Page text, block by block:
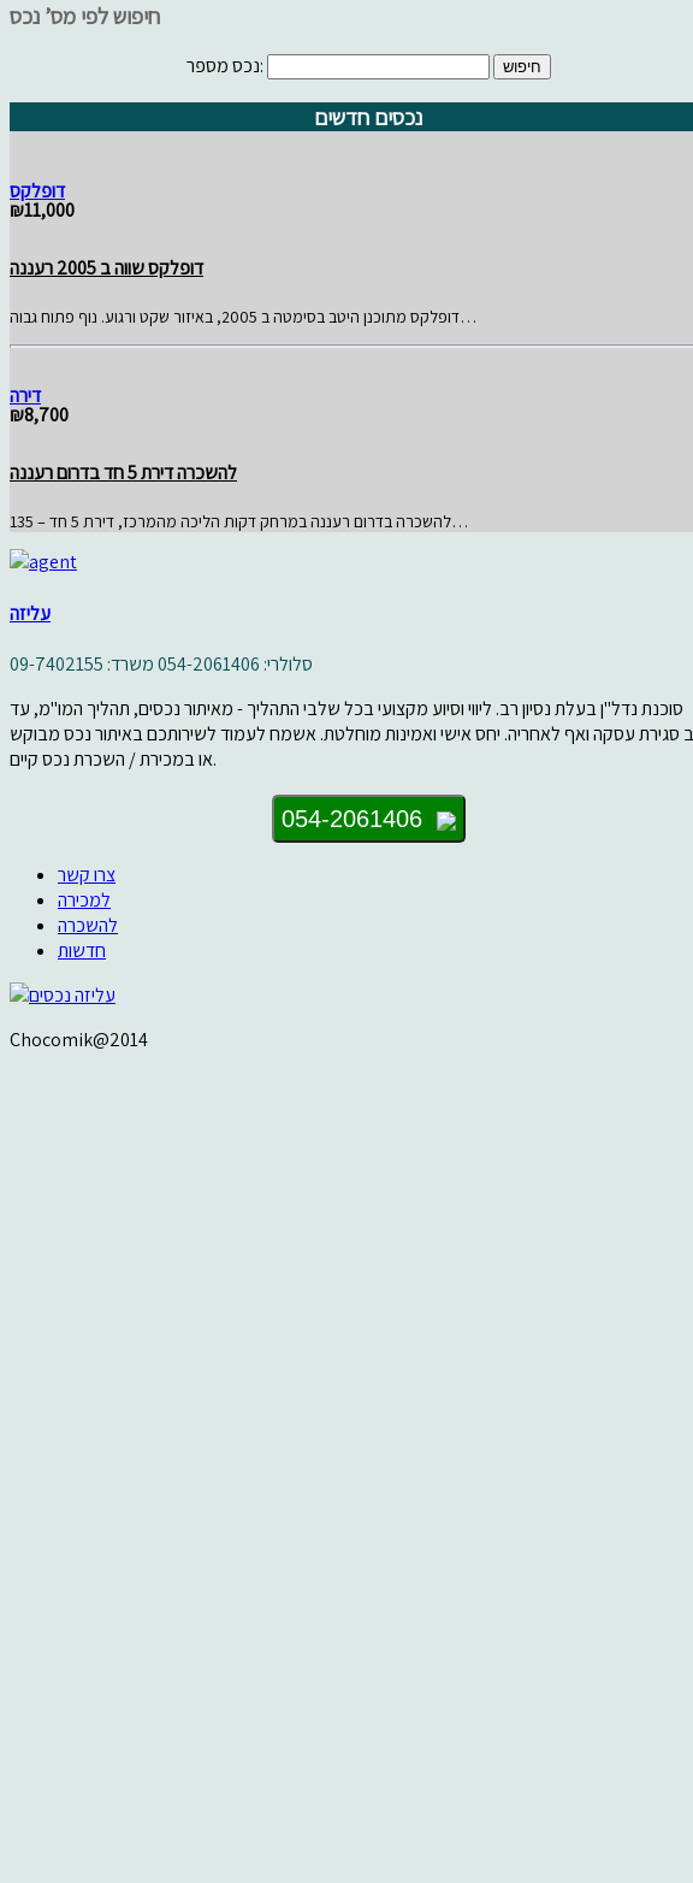
חיפוש לפי מס’ נכס
נכס מספר:
נכסים חדשים
דופלקס
₪11,000
דופלקס שווה ב 2005 רעננה
דופלקס מתוכנן היטב בסימטה ב 2005, באיזור שקט ורגוע. נוף פתוח גבוה…
דירה
₪8,700
להשכרה דירת 5 חד בדרום רעננה
להשכרה בדרום רעננה במרחק דקות הליכה מהמרכז, דירת 5 חד – 135…
עליזה
סלולרי: 054-2061406
משרד: 09-7402155
סוכנת נדל"ן בעלת נסיון רב. ליווי וסיוע מקצועי בכל שלבי התהליך - מאיתור נכסים, תהליך המו"מ, עד
סגירת עסקה ואף לאחריה. יחס אישי ואמינות מוחלטת. אשמח לעמוד לשירותכם באיתור נכס מבוקש
או במכירת / השכרת נכס קיים.
054-2061406
צרו קשר
למכירה
להשכרה
חדשות
Chocomik@2014